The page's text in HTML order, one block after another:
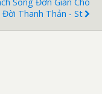
Đời Thanh Thản - St